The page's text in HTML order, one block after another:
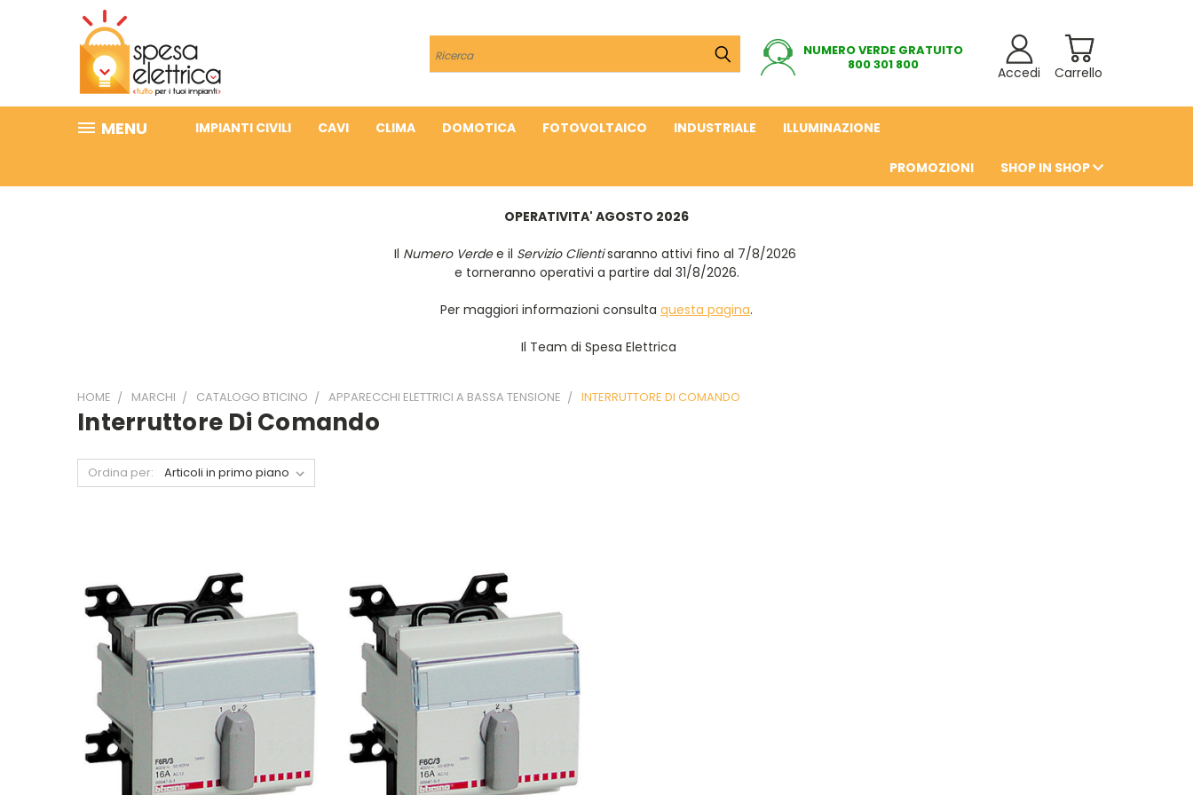
Cerca
NUMERO VERDE GRATUITO
800 301 800
Carrello
Accedi
MENU IMPIANTI CIVILI CAVI CLIMA DOMOTICA FOTOVOLTAICO INDUSTRIALE ILLUMINAZIONE
PROMOZIONI SHOP IN SHOP
OPERATIVITA' AGOSTO 2026
Il Numero Verdee il Servizio Clientisaranno attivi fino al 7/8/2026
e torneranno operativi a partire dal 31/8/2026.
Per maggiori informazioni consulta questa pagina.
Il Team di Spesa Elettrica
HOME MARCHI CATALOGO BTICINO APPARECCHI ELETTRICI A BASSA TENSIONE INTERRUTTORE DI COMANDO
Interruttore Di Comando
Ordina per: